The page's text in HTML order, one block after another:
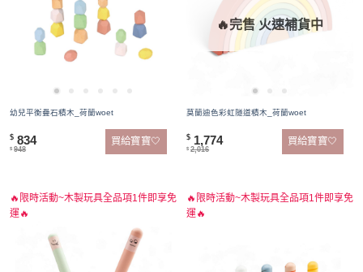
幼兒平衡疊石積木_荷蘭woet
$ 834
$ 948
買給寶寶🤍
🔥完售 火速補貨中
莫蘭迪色彩虹隧道積木_荷蘭woet
$ 1,774
$ 2,016
買給寶寶🤍
🔥限時活動~木製玩具全品項1件即享免
運🔥
🔥限時活動~木製玩具全品項1件即享免
運🔥